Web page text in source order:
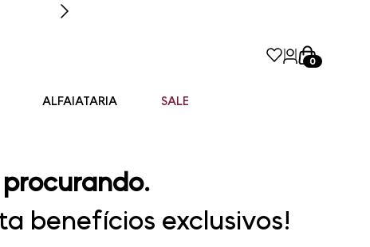
0
ALFAIATARIA SALE
benefícios exclusivos!